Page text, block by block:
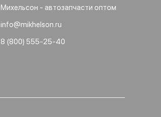
Михельсон - автозапчасти оптом
info@mikhelson.ru
8 (800) 555-25-40